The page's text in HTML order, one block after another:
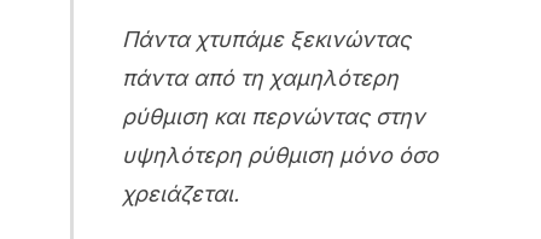
Πάντα χτυπάμε ξεκινώντας
πάντα από τη χαμηλότερη
ρύθμιση και περνώντας στην
υψηλότερη ρύθμιση μόνο όσο
χρειάζεται.